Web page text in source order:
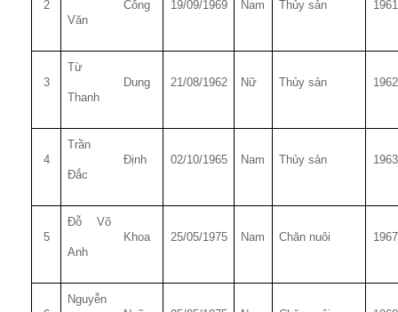
2
Văn
Công 19/09/1969 Nam Thủy sản 1961
3
Từ
Thanh
Dung 21/08/1962 Nữ Thủy sản 1962
4
Trần
Đắc
Định 02/10/1965 Nam Thủy sản 1963
5
Đỗ Võ
Anh
Khoa 25/05/1975 Nam Chăn nuôi 1967
Nguyễn